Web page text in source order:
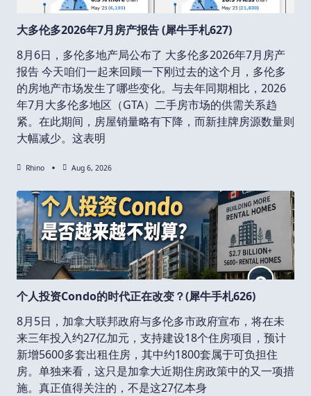
大多伦多2026年7月房产报告 (犀牛手札627)
8月6日，多伦多地产局公布了 大多伦多2026年7月房产
报告 今天咱们一起来回顾一下刚过去的这个月，多伦多
的房地产市场发生了哪些变化。与去年同期相比，2026
年7月大多伦多地区（GTA）二手房市场的供需关系趋
紧。在此期间，房屋销量略有下降，而新挂牌房源数量则
大幅减少。这表明
Rhino Aug 6, 2026
个人投资Condo的时代正在改变？(犀牛手札626)
8月5日，加拿大联邦政府与多伦多市政府宣布，将在未
来三年投入约27亿加元，支持建设18个住房项目，预计
新增5600多套出租住房，其中约1800套属于可负担住
房。单独来看，这只是加拿大近期住房政策中的又一项措
施。真正值得关注的，不是这27亿本身